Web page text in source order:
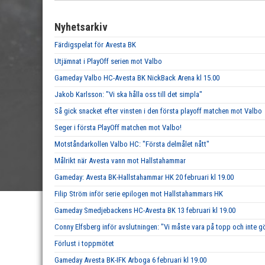
Nyhetsarkiv
Färdigspelat för Avesta BK
Utjämnat i PlayOff serien mot Valbo
Gameday Valbo HC-Avesta BK NickBack Arena kl 15.00
Jakob Karlsson: "Vi ska hålla oss till det simpla"
Så gick snacket efter vinsten i den första playoff matchen mot Valbo
Seger i första PlayOff matchen mot Valbo!
Motståndarkollen Valbo HC: "Första delmålet nått"
Målrikt när Avesta vann mot Hallstahammar
Gameday: Avesta BK-Hallstahammar HK 20 februari kl 19.00
Filip Ström inför serie epilogen mot Hallstahammars HK
Gameday Smedjebackens HC-Avesta BK 13 februari kl 19.00
Conny Elfsberg inför avslutningen: "Vi måste vara på topp och inte
Förlust i toppmötet
Gameday Avesta BK-IFK Arboga 6 februari kl 19.00